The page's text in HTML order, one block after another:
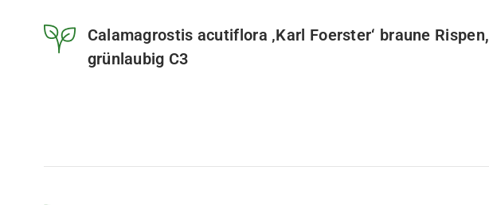
Calamagrostis acutiflora ‚Karl Foerster‘ braune Rispen,
grünlaubig C3